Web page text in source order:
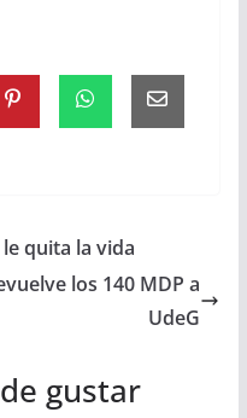
quita la vida
los 140 MDP a
UdeG
gustar